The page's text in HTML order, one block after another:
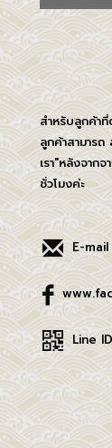
สำหรับลูกค้า
ลูกค้าสามาร
เรา"หลังจาก
ชั่วโมงค่ะ
E-
Line